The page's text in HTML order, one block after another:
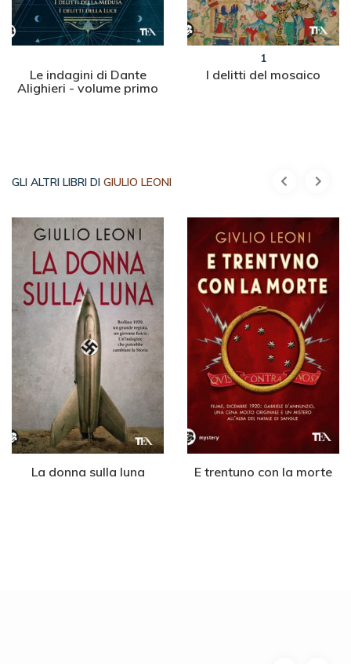
Le indagini di Dante
Alighieri - volume primo
1
I delitti del mosaico
GLI ALTRI LIBRI DI GIULIO LEONI
La donna sulla luna E trentuno con la morte